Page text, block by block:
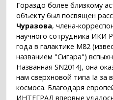
Гораздо более близкому
объекту был посвящен
Чуразова, члена-
научного сотрудника ИКИ
года в галактике M82
названием "Сигара")
Названная SN2014J, она
нам сверхновой типа Ia за
космоса. Благодаря
ИНТЕГРАЛ впервые